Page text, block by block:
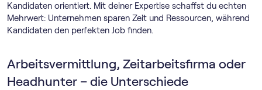
Kandidaten orientiert. Mit deiner Expertise schaffst du echten
Mehrwert: Unternehmen sparen Zeit und Ressourcen, während
Kandidaten den perfekten Job finden.
Arbeitsvermittlung, Zeitarbeitsfirma oder
Headhunter – die Unterschiede